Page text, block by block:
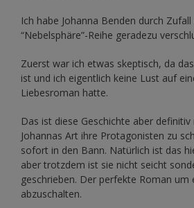
Ich habe Johanna Benden durch
“Nebelsphäre”-Reihe geradezu
Zuerst war ich etwas skeptisch, da
ist und ich eigentlich keine Lust auf
Liebesroman hatte.
Das ist diese Geschichte aber
Johannas Art ihre Protagonisten zu
sofort in den Bann. Natürlich ist das
aber trotzdem ist sie nicht seicht
geschrieben. Der perfekte Roman um
abzuschalten.